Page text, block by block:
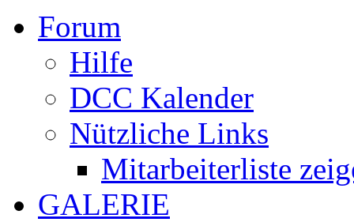
Forum
Hilfe
DCC Kalender
Nützliche Links
Mitarbeiterliste
GALERIE